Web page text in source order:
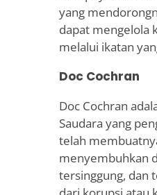
yang
dapat mengelola
melalui ikatan
Doc Cochran
Doc Cochran
Saudara yang
telah
menyembuhkan
tersinggung, dan